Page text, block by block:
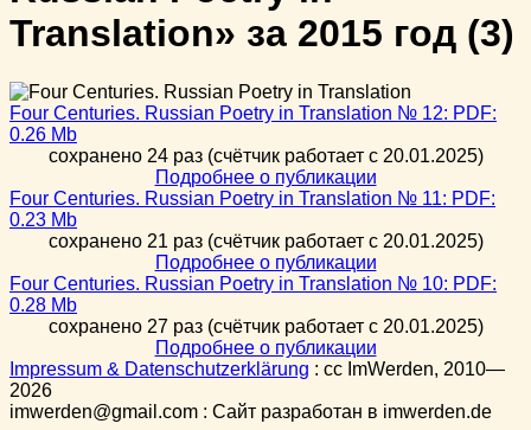
Translation» за 2015 год (3)
Four Centuries. Russian Poetry in Translation № 12: PDF:
0.26 Mb
сохранено 24 раз (счётчик работает с 20.01.2025)
Подробнее о публикации
Four Centuries. Russian Poetry in Translation № 11: PDF:
0.23 Mb
сохранено 21 раз (счётчик работает с 20.01.2025)
Подробнее о публикации
Four Centuries. Russian Poetry in Translation № 10: PDF:
0.28 Mb
сохранено 27 раз (счётчик работает с 20.01.2025)
Подробнее о публикации
Impressum & Datenschutzerklärung : cc ImWerden, 2010—
2026
imwerden@gmail.com : Сайт разработан в imwerden.de